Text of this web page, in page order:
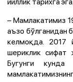
– Мамлакатимиз
аъзо бўлганидан
келмоқда. 2017
шериклик сифат
Бугунги кунда